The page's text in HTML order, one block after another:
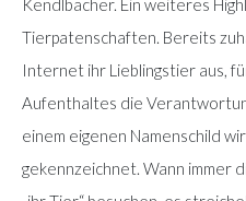
Kendlbacher. Ein weiteres
Tierpatenschaften. Bereits
Internet ihr Lieblingstier aus,
Aufenthaltes die
einem eigenen Namenschild
gekennzeichnet. Wann immer